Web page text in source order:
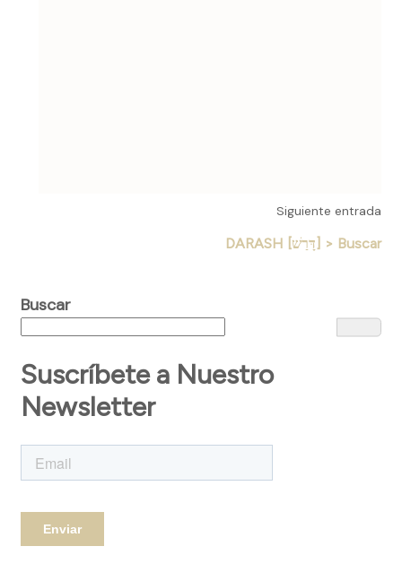
Siguiente entrada
DARASH [דָּרַשׁ] > Buscar
Buscar
Suscríbete a Nuestro
Newsletter